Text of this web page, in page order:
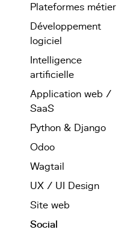
Plateformes métier
Développement
logiciel
Intelligence
artificielle
Application web /
SaaS
Python & Django
Odoo
Wagtail
UX / UI Design
Site web
Social